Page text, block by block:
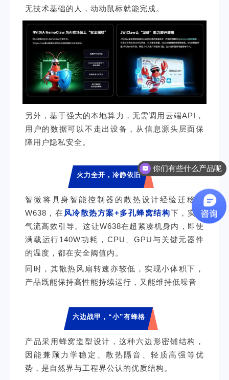
无技术基础的人，动动鼠标就能完成。
另外，基于强大的本地算力，无需调用云端API，
用户的数据可以不走出设备，从信息源头层面保
障用户隐私安全。
火力全开，冷静依旧
智微将具身智能控制器的散热设计经验迁移到
W638，在 风冷散热方案+多孔蜂窝结构下，实现
气流高效引导。这让W638在超紧凑机身内，即使
满载运行140W功耗，CPU、GPU与关键元器件
的温度，都在安全阈值内。
同时，其散热风扇转速亦较低，实现小体积下，
产品既能保持高性能持续运行，又能维持低噪音
六边战甲，“小”有蜂格
产品采用蜂窝造型设计，这种六边形密铺结构，
因能兼顾力学稳定、散热隔音、轻质高强等优
势，是自然界与工程界公认的优质结构。
有业务可以对接吗